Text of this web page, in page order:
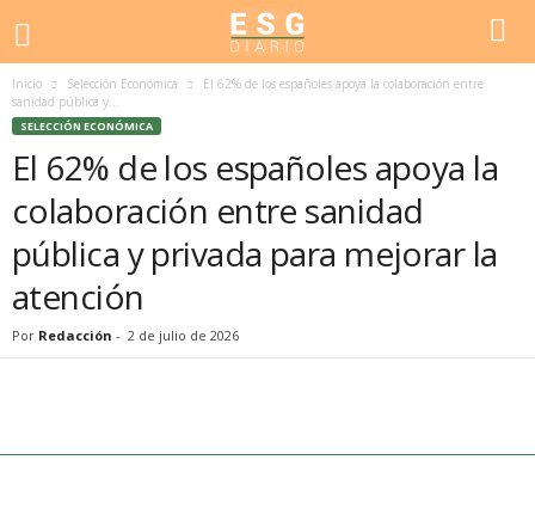
Inicio Selección Económica
El 62% de los españoles apoya la colaboración entre
sanidad pública y...
SELECCIÓN ECONÓMICA
El 62% de los españoles apoya la
colaboración entre sanidad
pública y privada para mejorar la
atención
Por Redacción - 2 de julio de 2026